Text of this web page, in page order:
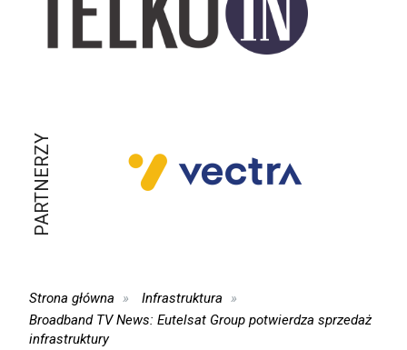
PARTNERZY
Strona główna
Infrastruktura
Broadband TV News: Eutelsat Group potwierdza sprzedaż
infrastruktury